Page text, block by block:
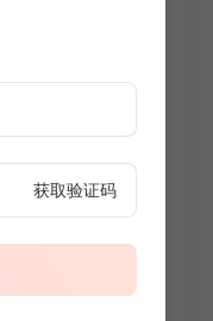
获取验证码